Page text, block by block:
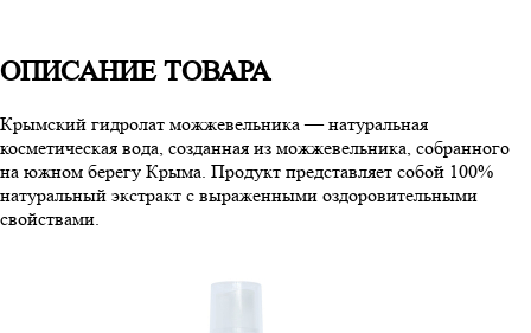
ОПИСАНИЕ ТОВАРА
Крымский гидролат можжевельника — натуральная
косметическая вода, созданная из можжевельника, собранного
на южном берегу Крыма. Продукт представляет собой 100%
натуральный экстракт с выраженными оздоровительными
свойствами.